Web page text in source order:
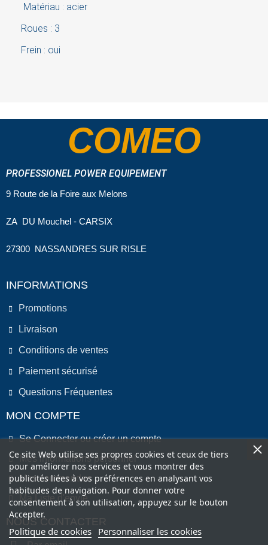
Matériau : acier
Roues : 3
Frein : oui
COMEO
PROFESSIONEL POWER EQUIPEMENT
9 Route de la Foire aux Melons
ZA DU Mouchel - CARSIX
27300 NASSANDRES SUR RISLE
INFORMATIONS
Promotions
Livraison
Conditions de ventes
Paiement sécurisé
Questions Fréquentes
MON COMPTE
Se Connecter ou créer un compte
Mes informations personnel
Mes commandes
Ma Liste d'envie
NOUS CONTACTER
Ce site Web utilise ses propres cookies et ceux de tiers
pour améliorer nos services et vous montrer des
publicités liées à vos préférences en analysant vos
habitudes de navigation. Pour donner votre
consentement à son utilisation, appuyez sur le bouton
Accepter.
Politique de cookies Personnaliser les cookies